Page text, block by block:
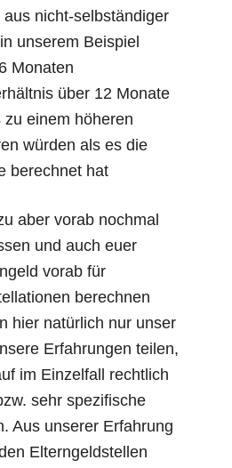
nicht-selbständiger
unserem Beispiel
Monaten
über 12 Monate
einem höheren
würden als es die
berechnet hat
aber vorab nochmal
und auch euer
vorab für
berechnen
hier natürlich nur unser
Erfahrungen teilen,
im Einzelfall rechtlich
sehr spezifische
Aus unserer Erfahrung
Elterngeldstellen